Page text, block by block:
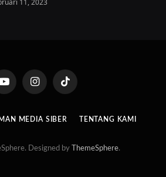
11, 2023
YouTube InstagramTikTok
MEDIA SIBER TENTANG KAMI
Designed by ThemeSphere.